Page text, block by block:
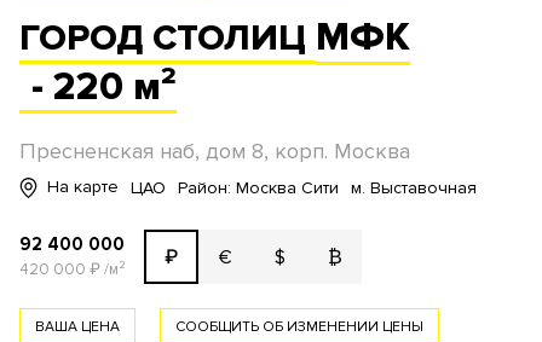
ГОРОД СТОЛИЦ МФК
- 220 м²
Пресненская наб, дом 8, корп. Москва
На карте ЦАО Район: Москва Сити м. Выставочная
92 400 000
420 000 ₽/м² ₽ € $ ₿
ВАША ЦЕНА СООБЩИТЬ ОБ ИЗМЕНЕНИИ ЦЕНЫ